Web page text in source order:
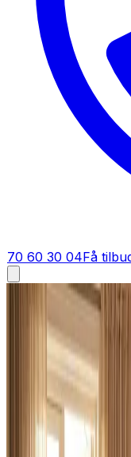
70 60 30 04Få
Industriventilation i
I Kerteminde
fra ende til anden:
montering af store
dokumenterede